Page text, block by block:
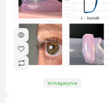
W magazynie